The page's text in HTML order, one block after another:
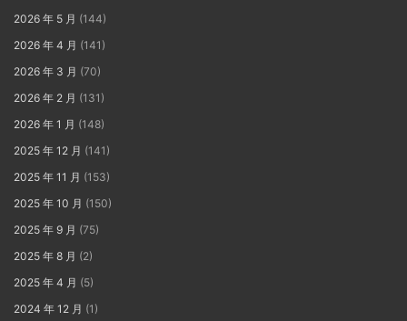
2026 年 5 月 (144)
2026 年 4 月 (141)
2026 年 3 月 (70)
2026 年 2 月 (131)
2026 年 1 月 (148)
2025 年 12 月 (141)
2025 年 11 月 (153)
2025 年 10 月 (150)
2025 年 9 月 (75)
2025 年 8 月 (2)
2025 年 4 月 (5)
2024 年 12 月 (1)